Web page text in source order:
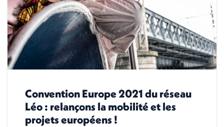
Convention Europe 2021 du réseau
Léo : relançons la mobilité et les
projets européens !